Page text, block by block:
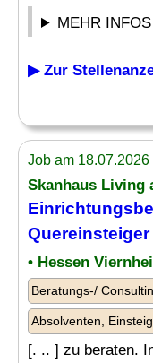
MEHR
▶ Zur
Job am
Skanhaus Living
• Hessen
Beratungs-/
Absolventen,
[. .. ] zu beraten.